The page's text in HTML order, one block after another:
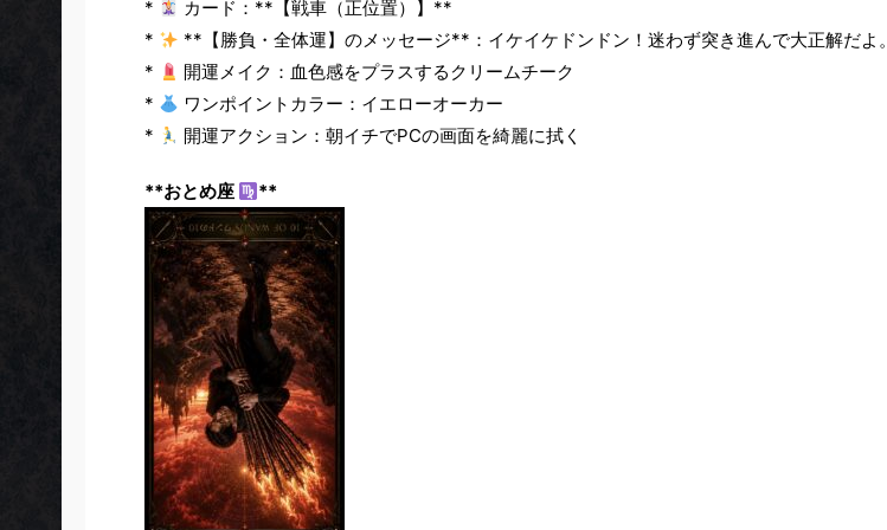
*
カード：**【戦車（正位置）】**
*
**【勝負・全体運】のメッセージ**：イケイケドンドン！迷わず突き進んで大正解だよ。
*
開運メイク：血色感をプラスするクリームチーク
*
ワンポイントカラー：イエローオーカー
*
開運アクション：朝イチでPCの画面を綺麗に拭く
**おとめ座 **